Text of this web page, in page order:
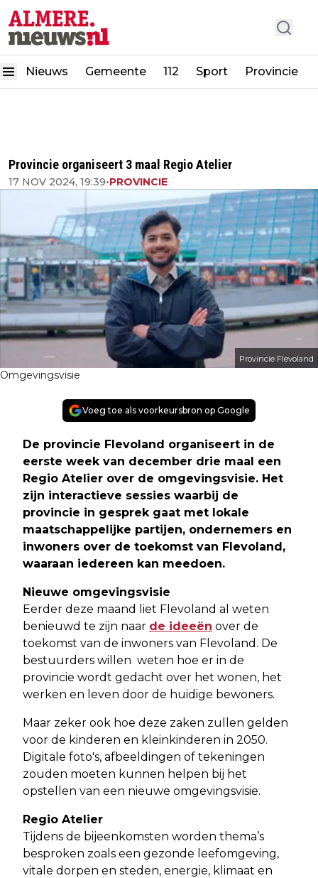
Nieuws Gemeente 112 Sport Provincie
Provincie organiseert 3 maal Regio Atelier
17 NOV 2024, 19:39•PROVINCIE
Provincie Flevoland
Omgevingsvisie
Voeg toe als voorkeursbron op Google
De provincie Flevoland organiseert in de
eerste week van december drie maal een
Regio Atelier over de omgevingsvisie. Het
zijn interactieve sessies waarbij de
provincie in gesprek gaat met lokale
maatschappelijke partijen, ondernemers en
inwoners over de toekomst van Flevoland,
waaraan iedereen kan meedoen.
Nieuwe omgevingsvisie
Eerder deze maand liet Flevoland al weten
benieuwd te zijn naar de ideeën over de
toekomst van de inwoners van Flevoland. De
bestuurders willen weten hoe er in de
provincie wordt gedacht over het wonen, het
werken en leven door de huidige bewoners.
Maar zeker ook hoe deze zaken zullen gelden
voor de kinderen en kleinkinderen in 2050.
Digitale foto's, afbeeldingen of tekeningen
zouden moeten kunnen helpen bij het
opstellen van een nieuwe omgevingsvisie.
Regio Atelier
Tijdens de bijeenkomsten worden thema’s
besproken zoals een gezonde leefomgeving,
vitale dorpen en steden, energie, klimaat en